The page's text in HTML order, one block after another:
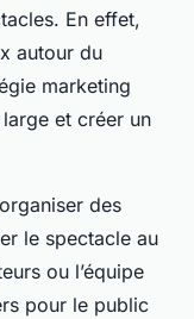
En effet,
autour du
marketing
et créer un
des
le spectacle au
ou l’équipe
pour le public